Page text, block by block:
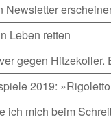
Newsletter
Leben retten
gegen Hitzekoller.
2019:
ich mich beim